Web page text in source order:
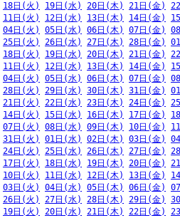
18日(火) 19日(水) 20日(木) 21日(金)
11日(火) 12日(水) 13日(木) 14日(金)
04日(火) 05日(水) 06日(木) 07日(金)
25日(火) 26日(水) 27日(木) 28日(金)
18日(火) 19日(水) 20日(木) 21日(金)
11日(火) 12日(水) 13日(木) 14日(金)
04日(火) 05日(水) 06日(木) 07日(金)
28日(火) 29日(水) 30日(木) 31日(金)
21日(火) 22日(水) 23日(木) 24日(金)
14日(火) 15日(水) 16日(木) 17日(金)
07日(火) 08日(水) 09日(木) 10日(金)
31日(火) 01日(水) 02日(木) 03日(金)
24日(火) 25日(水) 26日(木) 27日(金)
17日(火) 18日(水) 19日(木) 20日(金)
10日(火) 11日(水) 12日(木) 13日(金)
03日(火) 04日(水) 05日(木) 06日(金)
26日(火) 27日(水) 28日(木) 29日(金)
19日(火) 20日(水) 21日(木) 22日(金)